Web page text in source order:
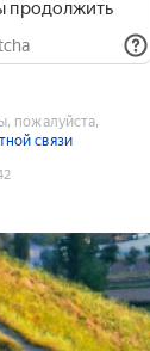
продолжить
пожалуйста,
связи